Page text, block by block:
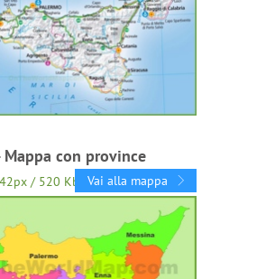
con province
/ 520 Kb Vai alla mappa